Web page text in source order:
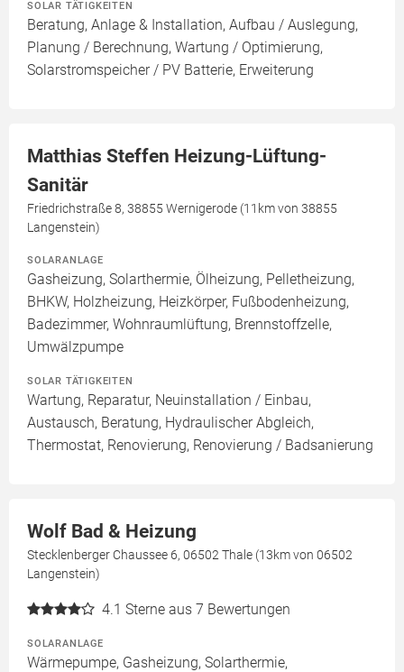
SOLAR TÄTIGKEITEN
Beratung, Anlage & Installation, Aufbau / Auslegung,
Planung / Berechnung, Wartung / Optimierung,
Solarstromspeicher / PV Batterie, Erweiterung
Matthias Steffen Heizung-Lüftung-
Sanitär
Friedrichstraße 8, 38855 Wernigerode (11km von 38855
Langenstein)
SOLARANLAGE
Gasheizung, Solarthermie, Ölheizung, Pelletheizung,
BHKW, Holzheizung, Heizkörper, Fußbodenheizung,
Badezimmer, Wohnraumlüftung, Brennstoffzelle,
Umwälzpumpe
SOLAR TÄTIGKEITEN
Wartung, Reparatur, Neuinstallation / Einbau,
Austausch, Beratung, Hydraulischer Abgleich,
Thermostat, Renovierung, Renovierung / Badsanierung
Wolf Bad & Heizung
Stecklenberger Chaussee 6, 06502 Thale (13km von 06502
Langenstein)
4.1 Sterne aus 7 Bewertungen
SOLARANLAGE
Wärmepumpe, Gasheizung, Solarthermie,